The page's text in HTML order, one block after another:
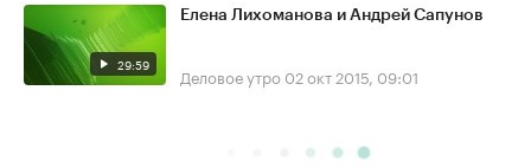
29:59
Елена Лихоманова и Андрей Сапунов
Деловое утро 02 окт 2015, 09:01